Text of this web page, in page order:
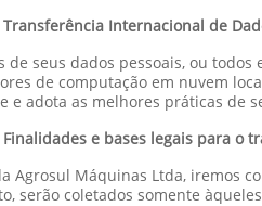
Internacional de
de seus dados pessoais, ou
de computação em nuvem
e adota as melhores práticas de
e bases legais para o
Agrosul Máquinas Ltda, iremos
serão coletados somente